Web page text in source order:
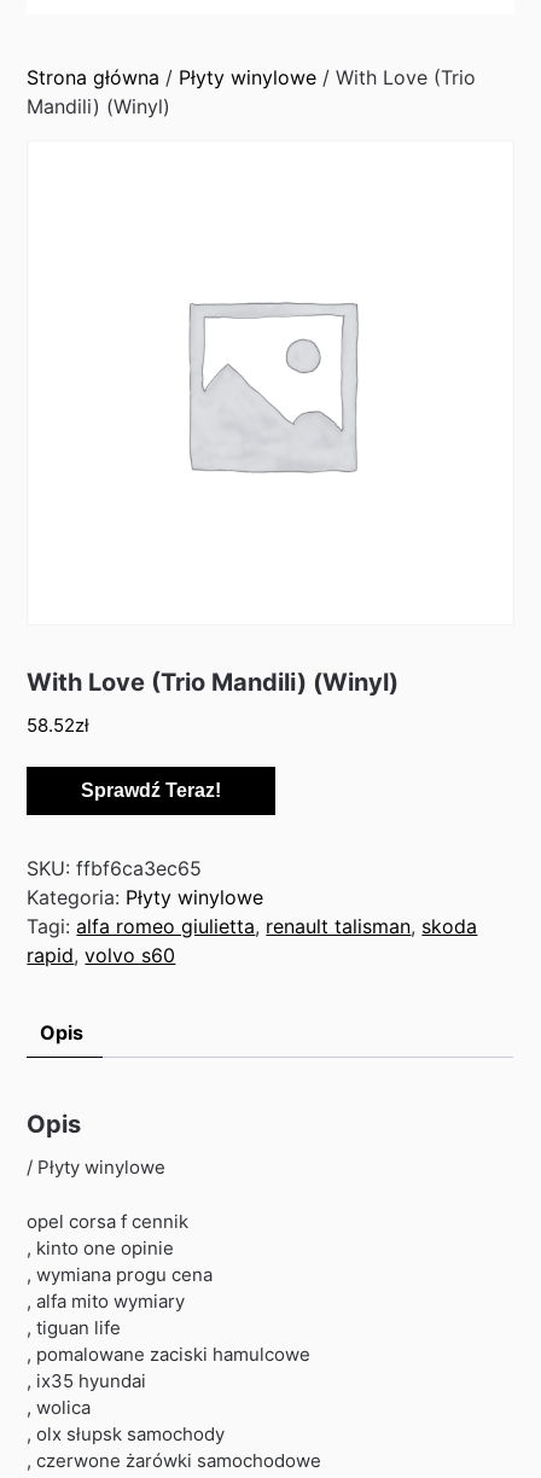
Strona główna / Płyty winylowe / With Love (Trio
Mandili) (Winyl)
With Love (Trio Mandili) (Winyl)
58.52zł
Sprawdź Teraz!
SKU:ffbf6ca3ec65
Kategoria: Płyty winylowe
Tagi:alfa romeo giulietta, renault talisman, skoda
rapid,volvo s60
Opis
Opis
/ Płyty winylowe
opel corsa f cennik
, kinto one opinie
, wymiana progu cena
, alfa mito wymiary
, tiguan life
, pomalowane zaciski hamulcowe
, ix35 hyundai
, wolica
, olx słupsk samochody
, czerwone żarówki samochodowe